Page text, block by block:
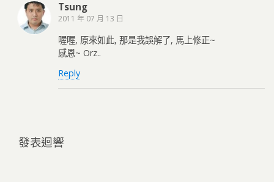
Tsung
2011 年 07 月 13 日
喔喔, 原來如此, 那是我誤解了, 馬上修正~
感恩~ Orz..
Reply
發表迴響